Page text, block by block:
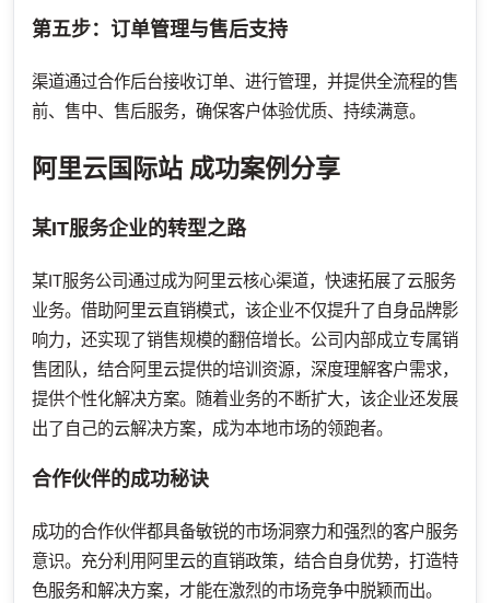
第五步：订单管理与售后支持
渠道通过合作后台接收订单、进行管理，并提供全流程的售
前、售中、售后服务，确保客户体验优质、持续满意。
阿里云国际站 成功案例分享
某IT服务企业的转型之路
某IT服务公司通过成为阿里云核心渠道，快速拓展了云服务
业务。借助阿里云直销模式，该企业不仅提升了自身品牌影
响力，还实现了销售规模的翻倍增长。公司内部成立专属销
售团队，结合阿里云提供的培训资源，深度理解客户需求，
提供个性化解决方案。随着业务的不断扩大，该企业还发展
出了自己的云解决方案，成为本地市场的领跑者。
合作伙伴的成功秘诀
成功的合作伙伴都具备敏锐的市场洞察力和强烈的客户服务
意识。充分利用阿里云的直销政策，结合自身优势，打造特
色服务和解决方案，才能在激烈的市场竞争中脱颖而出。